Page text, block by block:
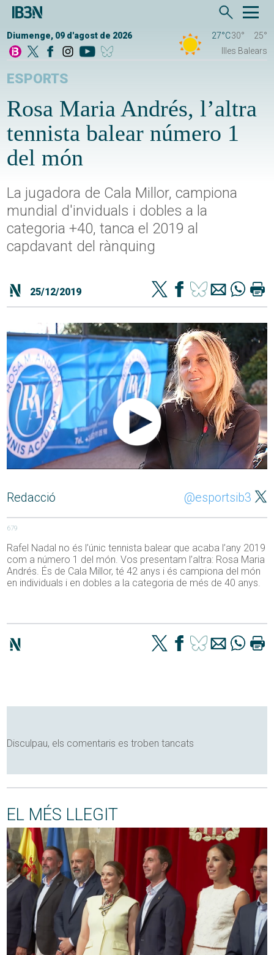
Diumenge, 09 d'agost de 2026 27°C30°
25°
Illes Balears
ESPORTS
Rosa Maria Andrés, l’altra
tennista balear número 1
del món
La jugadora de Cala Millor, campiona
mundial d'inviduals i dobles a la
categoria +40, tanca el 2019 al
capdavant del rànquing
25/12/2019
Redacció @esportsib3
679
Rafel Nadal no és l’únic tennista balear que acaba l’any 2019
com a número 1 del món. Vos presentam l’altra: Rosa Maria
Andrés. És de Cala Millor, té 42 anys i és campiona del món
en individuals i en dobles a la categoria de més de 40 anys.
Disculpau, els comentaris es troben tancats
EL MÉS LLEGIT